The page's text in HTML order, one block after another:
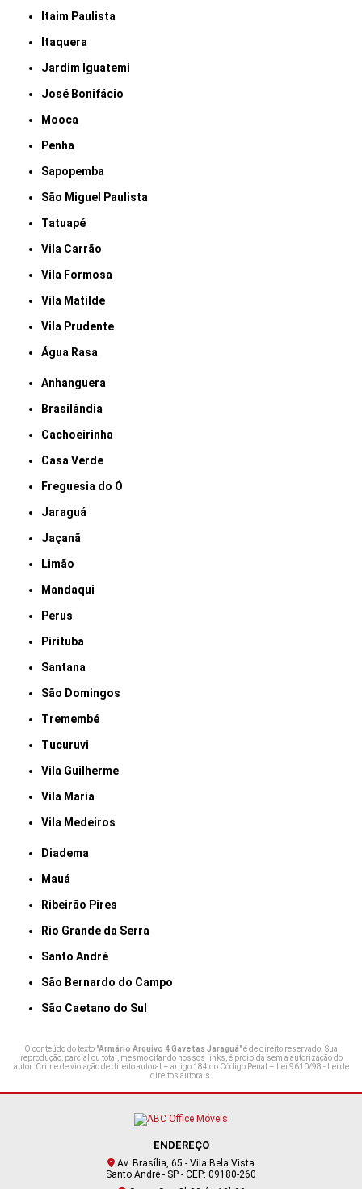
Itaim Paulista
Itaquera
Jardim Iguatemi
José Bonifácio
Mooca
Penha
Sapopemba
São Miguel Paulista
Tatuapé
Vila Carrão
Vila Formosa
Vila Matilde
Vila Prudente
Água Rasa
Anhanguera
Brasilândia
Cachoeirinha
Casa Verde
Freguesia do Ó
Jaraguá
Jaçanã
Limão
Mandaqui
Perus
Pirituba
Santana
São Domingos
Tremembé
Tucuruvi
Vila Guilherme
Vila Maria
Vila Medeiros
Diadema
Mauá
Ribeirão Pires
Rio Grande da Serra
Santo André
São Bernardo do Campo
São Caetano do Sul
O conteúdo do texto "Armário Arquivo 4 Gavetas Jaraguá" é de direito reservado. Sua
reprodução, parcial ou total, mesmo citando nossos links, é proibida sem a autorização do
autor. Crime de violação de direito autoral – artigo 184 do Código Penal – Lei 9610/98 - Lei de
direitos autorais.
ENDEREÇO
Av. Brasília, 65 - Vila Bela Vista
Santo André - SP - CEP: 09180-260